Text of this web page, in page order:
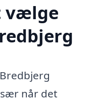
vælge
når det